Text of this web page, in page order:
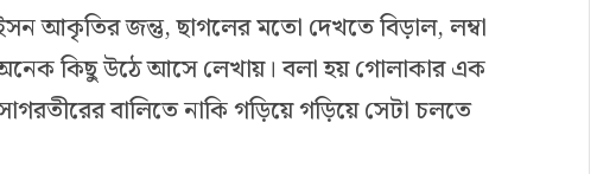
আকৃতির জন্তু, ছাগলের মতো দেখতে বিড়াল, লম্বা
কিছু উঠে আসে লেখায়। বলা হয় গোলাকার এক
বালিতে নাকি গড়িয়ে গড়িয়ে সেটা চলতে